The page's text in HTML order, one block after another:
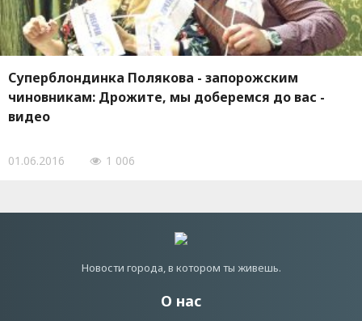
Суперблондинка Полякова - запорожским
чиновникам: Дрожите, мы доберемся до вас -
видео
01.06.2016 1 006
Новости города, в котором ты живешь.
О нас